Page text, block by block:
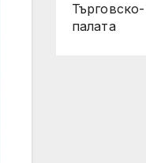
палата